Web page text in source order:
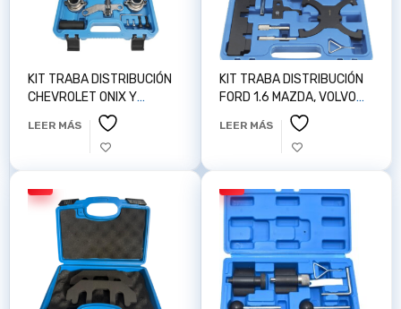
KIT TRABA DISTRIBUCIÓN
CHEVROLET ONIX Y
TRACKER AUTOPOP
Z100227
LEER MÁS
KIT TRABA DISTRIBUCIÓN
FORD 1.6 MAZDA, VOLVO
AUTOPOP Z100156
LEER MÁS